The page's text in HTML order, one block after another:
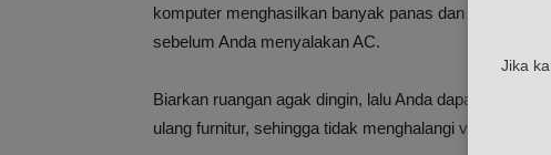
komputer menghasilkan banyak panas dan membuat
sebelum Anda menyalakan AC.
Biarkan ruangan agak dingin, lalu Anda dapat
ulang furnitur, sehingga tidak menghalangi ventilasi
Jika